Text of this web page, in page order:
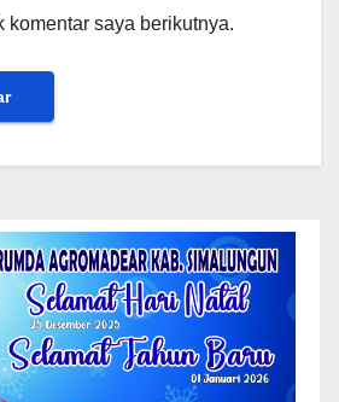
komentar saya berikutnya.